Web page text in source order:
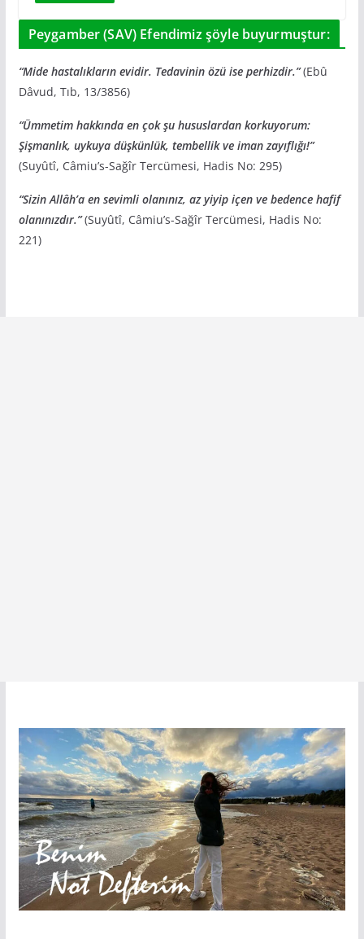
Peygamber (SAV) Efendimiz şöyle buyurmuştur:
“Mide hastalıkların evidir. Tedavinin özü ise perhizdir.”(Ebû
Dâvud, Tıb, 13/3856)
“Ümmetim hakkında en çok şu hususlardan korkuyorum:
Şişmanlık, uykuya düşkünlük, tembellik ve iman zayıflığı!”
(Suyûtî, Câmiu’s-Sağîr Tercümesi, Hadis No: 295)
“Sizin Allâh’a en sevimli olanınız, az yiyip içen ve bedence hafif
olanınızdır.”(Suyûtî, Câmiu’s-Sağîr Tercümesi, Hadis No:
221)